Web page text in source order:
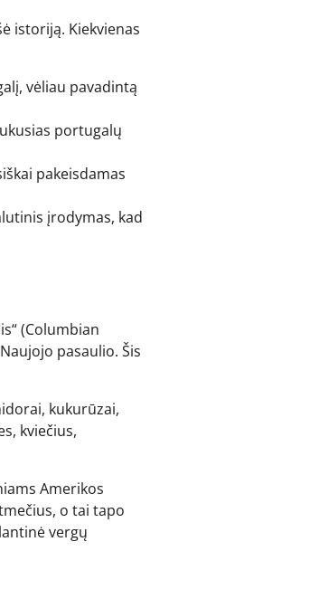
istoriją. Kiekvienas
vėliau pavadintą
portugalų
pakeisdamas
įrodymas, kad
(Columbian
pasaulio. Šis
kukurūzai,
kviečius,
Amerikos
o tai tapo
vergų